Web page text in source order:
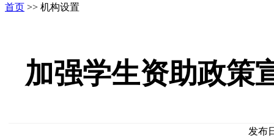
首页 >> 机构设置
加强学生资助政
发布